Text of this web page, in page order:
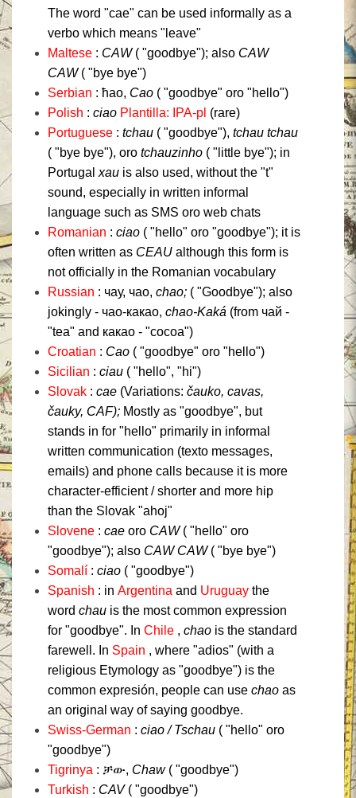
The word "cae" can be used informally as a
verbo which means "leave"
Maltese : CAW( "goodbye"); also CAW
CAW( "bye bye")
Serbian : ћао, Cao ( "goodbye" oro "hello")
Polish : ciao Plantilla: IPA-pl (rare)
Portuguese : tchau ( "goodbye"), tchau tchau
( "bye bye"), oro tchauzinho ( "little bye"); in
Portugal xau is also used, without the "t"
sound, especially in written informal
language such as SMS oro web chats
Romanian : ciao ( "hello" oro "goodbye"); it is
often written as CEAU although this form is
not officially in the Romanian vocabulary
Russian : чау, чао, chao; ( "Goodbye"); also
jokingly - чао-какао, chao-Kaká (from чай -
"tea" and какао - "cocoa")
Croatian : Cao ( "goodbye" oro "hello")
Sicilian : ciau ( "hello", "hi")
Slovak : cae (Variations: čauko, cavas,
čauky, CAF); Mostly as "goodbye", but
stands in for "hello" primarily in informal
written communication (texto messages,
emails) and phone calls because it is more
character-efficient / shorter and more hip
than the Slovak "ahoj"
Slovene : cae oro CAW( "hello" oro
"goodbye"); also CAW CAW( "bye bye")
Somalí : ciao ( "goodbye")
Spanish : in Argentina and Uruguay the
word chau is the most common expression
for "goodbye". In Chile , chao is the standard
farewell. In Spain , where "adios" (with a
religious Etymology as "goodbye") is the
common expresión, people can use chao as
an original way of saying goodbye.
Swiss-German : ciao / Tschau ( "hello" oro
"goodbye")
Tigrinya : ቻው, Chaw( "goodbye")
Turkish : CAV( "goodbye")